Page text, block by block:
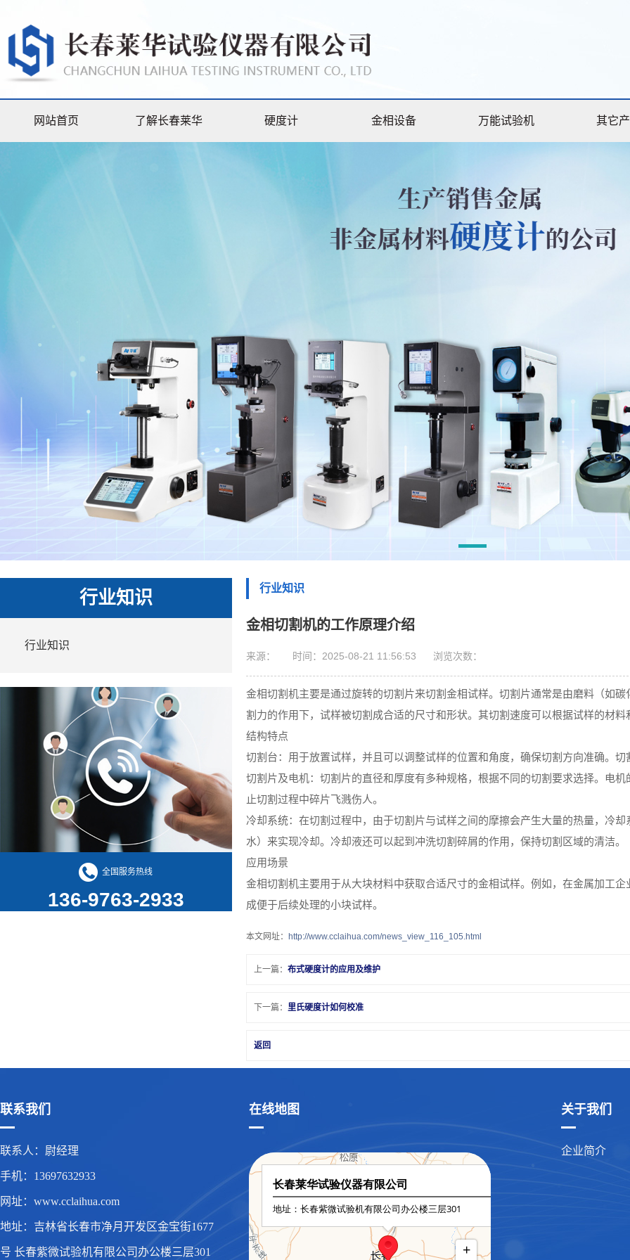
网站首页 了解长春莱华 硬度计 金相设备 万能试验机 其它
行业知识
行业知识
全国服务热线
136-9763-2933
行业知识
金相切割机的工作原理介绍
来源： 时间：2025-08-21 11:56:53 浏览次数：
金相切割机主要是通过旋转的切割片来切割金相试样。切割片通常是由磨料（如
割力的作用下，试样被切割成合适的尺寸和形状。其切割速度可以根据试样的材
结构特点
切割台：用于放置试样，并且可以调整试样的位置和角度，确保切割方向准确。
切割片及电机：切割片的直径和厚度有多种规格，根据不同的切割要求选择。电
止切割过程中碎片飞溅伤人。
冷却系统：在切割过程中，由于切割片与试样之间的摩擦会产生大量的热量，冷
水）来实现冷却。冷却液还可以起到冲洗切割碎屑的作用，保持切割区域的清洁。
应用场景
金相切割机主要用于从大块材料中获取合适尺寸的金相试样。例如，在金属加工
成便于后续处理的小块试样。
本文网址： http://www.cclaihua.com/news_view_116_105.html
上一篇： 布式硬度计的应用及维护
下一篇： 里氏硬度计如何校准
返回
联系我们
联系人：尉经理
手机：13697632933
网址：www.cclaihua.com
地址：吉林省长春市净月开发区金宝街1677
号 长春紫微试验机有限公司办公楼三层301
在线地图 关于我们
企业简介